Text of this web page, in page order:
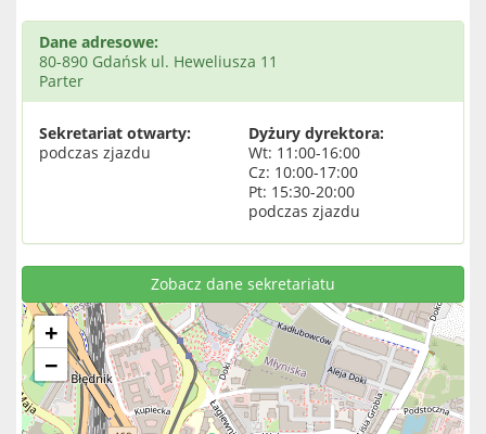
Dane adresowe:
80-890 Gdańsk ul. Heweliusza 11
Parter
Sekretariat otwarty:
podczas zjazdu
Dyżury dyrektora:
Wt: 11:00-16:00
Cz: 10:00-17:00
Pt: 15:30-20:00
podczas zjazdu
Zobacz dane sekretariatu
+
−